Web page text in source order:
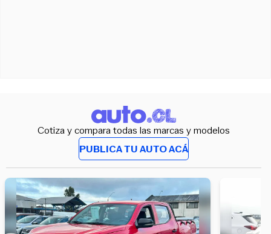
Cotiza y compara todas las marcas y modelos
PUBLICA TU AUTO ACÁ